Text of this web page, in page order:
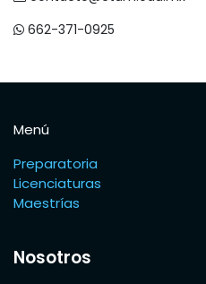
662-371-0925
Menú
Preparatoria
Licenciaturas
Maestrías
Nosotros